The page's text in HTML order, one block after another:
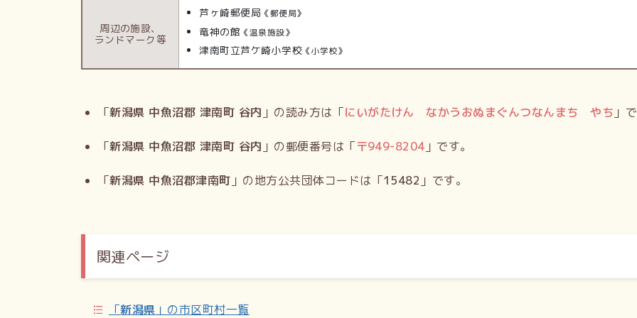
周辺の施設、
ランドマーク等
芦ヶ崎郵便局 《郵便局》
竜神の館 《温泉施設》
津南町立芦ケ崎小学校 《小学校》
「新潟県 中魚沼郡 津南町 谷内 」の読み方は「にいがたけん なかうおぬまぐんつなんまち やち 」
「新潟県 中魚沼郡 津南町 谷内 」の郵便番号は「〒949-8204 」です。
「新潟県 中魚沼郡津南町 」の地方公共団体コードは「15482 」です。
関連ページ
「新潟県 」の市区町村一覧